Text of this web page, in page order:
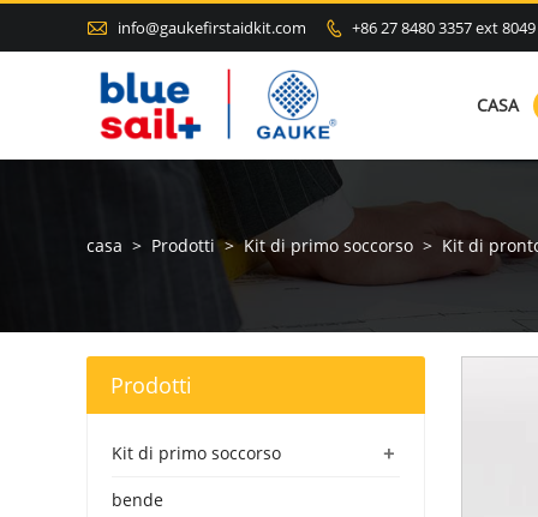
 info@gaukefirstaidkit.com  +86 27 8480 3357 ext 8049
CASA
casa > Prodotti > Kit di primo soccorso > Kit di
Prodotti
+
Kit di primo soccorso
bende